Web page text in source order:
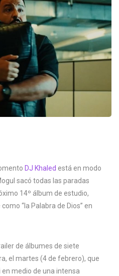
DJ Khaled está en modo
sacó todas las paradas
14º álbum de estudio,
“la Palabra de Dios” en
de álbumes de siete
el martes (4 de febrero), que
medio de una intensa